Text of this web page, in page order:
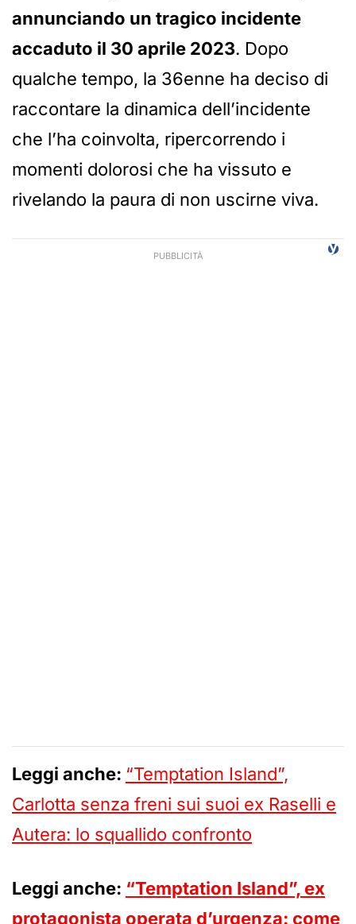
annunciando un tragico incidente
accaduto il 30 aprile 2023. Dopo
qualche tempo, la 36enne ha deciso di
raccontare la dinamica dell’incidente
che l’ha coinvolta, ripercorrendo i
momenti dolorosi che ha vissuto e
rivelando la paura di non uscirne viva.
Leggi anche: “Temptation Island”,
Carlotta senza freni sui suoi ex Raselli e
Autera: lo squallido confronto
Leggi anche: “Temptation Island”, ex
protagonista operata d’urgenza: come